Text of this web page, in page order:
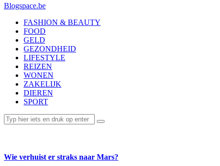
Blogspace.be
FASHION & BEAUTY
FOOD
GELD
GEZONDHEID
LIFESTYLE
REIZEN
WONEN
ZAKELIJK
DIEREN
SPORT
Wie verhuist er straks naar Mars?